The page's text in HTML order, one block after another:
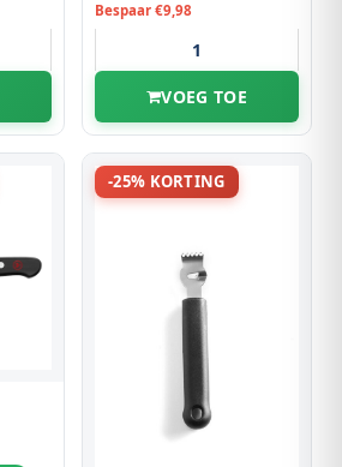
Bespaar €9,98
VOEG TOE
-25% KORTING